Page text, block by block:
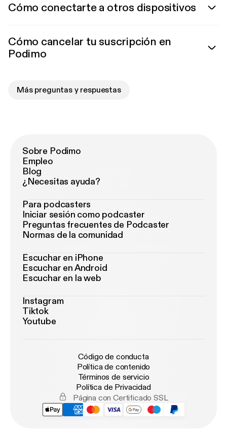
Cómo conectarte a otros dispositivos
Cómo cancelar tu suscripción en
Podimo
Más preguntas y respuestas
Sobre Podimo
Empleo
Blog
¿Necesitas ayuda?
Para podcasters
Iniciar sesión como podcaster
Preguntas frecuentes de Podcaster
Normas de la comunidad
Escuchar en iPhone
Escuchar en Android
Escuchar en la web
Instagram
Tiktok
Youtube
Código de conducta
Política de contenido
Términos de servicio
Política de Privacidad
Página con Certificado SSL